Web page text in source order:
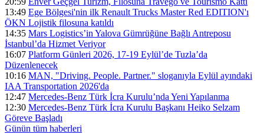
13:49 Ege Bölgesi'nin ilk Renault Trucks Master Red EDITION'ı
ÖKN Lojistik filosuna katıldı
14:35 Mars Logistics’in Yalova Gümrüğüne Bağlı Antreposu
İstanbul’da Hizmet Veriyor
16:07 Platform Günleri 2026, 17-19 Eylül’de Tuzla’da
Düzenlenecek
10:16 MAN, "Driving. People. Partner." sloganıyla Eylül ayındaki
IAA Transportation 2026'da
12:47 Mercedes-Benz Türk İcra Kurulu’nda Yeni Yapılanma
12:30 Mercedes-Benz Türk İcra Kurulu Başkanı Heiko Selzam
Göreve Başladı
Günün tüm haberleri